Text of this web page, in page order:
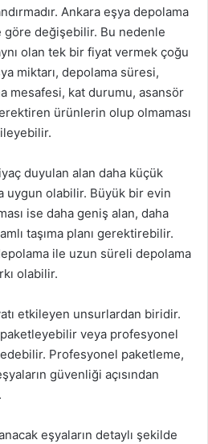
Ankara eşya depolama
değişebilir. Bu nedenle
olan tek bir fiyat vermek çoğu
miktarı, depolama süresi,
mesafesi, kat durumu, asansör
ürünlerin olup olmaması
duyulan alan daha küçük
uygun olabilir. Büyük bir evin
ise daha geniş alan, daha
taşıma planı gerektirebilir.
ile uzun süreli depolama
olabilir.
etkileyen unsurlardan biridir.
veya profesyonel
Profesyonel paketleme,
güvenliği açısından
eşyaların detaylı şekilde